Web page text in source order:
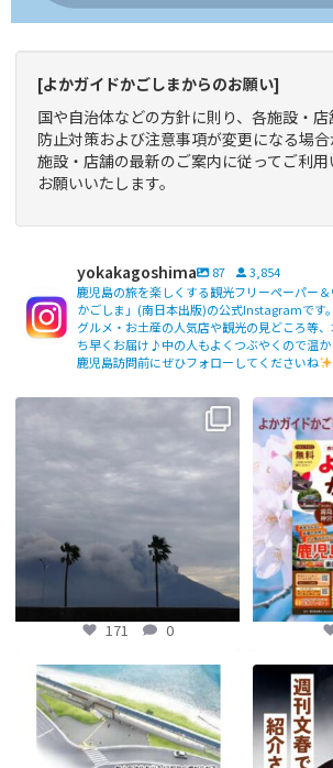
[よかガイドかごしまからのお願い]
国や自治体などの方針に則り、各施設・
防止対策および注意事項が変更になる場
施設・店舗の最新のご案内に従ってご利用
お願いいたします。
yokakagoshima 87
3,854
鹿児島の旅を楽しくする観光フリーペーパー
かごしま」(南日本出版)の公式Instagramです。
グルメ・お土産の人気店や観光の見どころ等
ち早くお届け♪中の人もよくつぶやくので温か
鹿児島訪問前にぜひフォローしてくださいね
【fromよかガイド】〜鹿児島観光の
171 0
よかガイ
【
【鹿児島観光トピックス】〜鹿児島中
央駅から約8分!! 「仙巌園駅」誕生〜
...
202 0
【fromよか
ら